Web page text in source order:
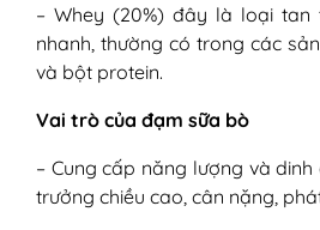
1.2. Phản
1.3. Phản
2. Ở người lớn
VIII - Cách chẩn đoán
bò
1. Khai thác tiền
– Whey (20%) đây là loại tan
nhanh, thường có trong các
và bột protein.
Vai trò của đạm sữa bò
– Cung cấp năng lượng và
trưởng chiều cao, cân nặng,